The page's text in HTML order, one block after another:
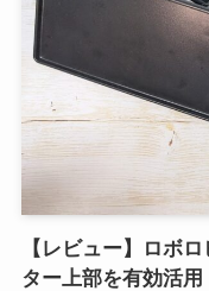
【レビュー】ロボ
ター上部を有効活